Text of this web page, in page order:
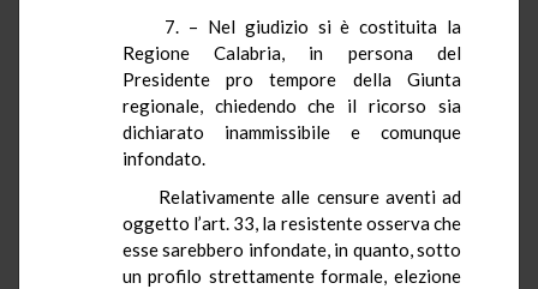
7. – Nel giudizio si è costituita la
Regione Calabria, in persona del
Presidente pro tempore della Giunta
regionale, chiedendo che il ricorso sia
dichiarato inammissibile e comunque
infondato.
Relativamente alle censure aventi ad
oggetto l’art. 33, la resistente osserva che
esse sarebbero infondate, in quanto, sotto
un profilo strettamente formale, elezione